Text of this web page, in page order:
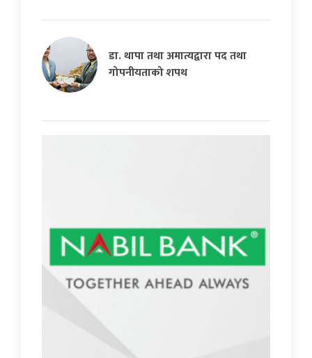
डा. थापा तथा अमात्यद्वारा पद तथा
गोपनीयताको शपथ